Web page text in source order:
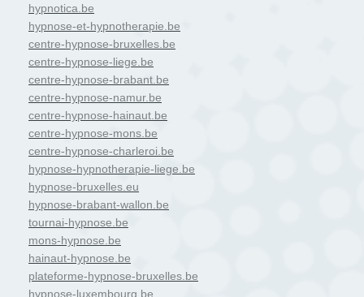
hypnotica.be
hypnose-et-hypnotherapie.be
centre-hypnose-bruxelles.be
centre-hypnose-liege.be
centre-hypnose-brabant.be
centre-hypnose-namur.be
centre-hypnose-hainaut.be
centre-hypnose-mons.be
centre-hypnose-charleroi.be
hypnose-hypnotherapie-liege.be
hypnose-bruxelles.eu
hypnose-brabant-wallon.be
tournai-hypnose.be
mons-hypnose.be
hainaut-hypnose.be
plateforme-hypnose-bruxelles.be
hypnose-luxembourg.be